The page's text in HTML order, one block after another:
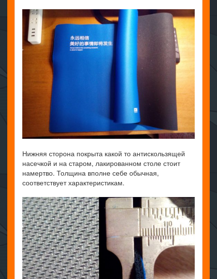
Нижняя сторона покрыта какой то антискользящей
насечкой и на старом, лакированном столе стоит
намертво. Толщина вполне себе обычная,
соответствует характеристикам.